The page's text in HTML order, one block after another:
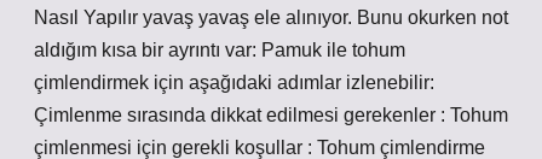
Nasıl Yapılır yavaş yavaş ele alınıyor. Bunu okurken not
aldığım kısa bir ayrıntı var: Pamuk ile tohum
çimlendirmek için aşağıdaki adımlar izlenebilir:
Çimlenme sırasında dikkat edilmesi gerekenler : Tohum
çimlenmesi için gerekli koşullar : Tohum çimlendirme